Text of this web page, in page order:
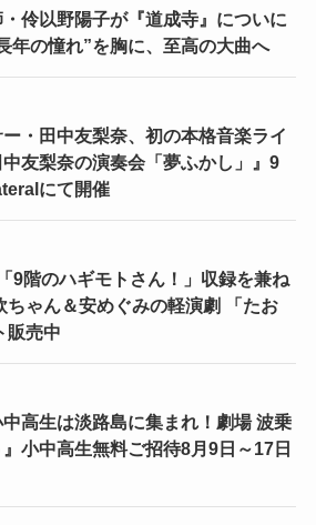
伶以野陽子が『道成寺』についに
の憧れ”を胸に、至高の大曲へ
・田中友梨奈、初の本格音楽ライ
友梨奈の演奏会「夢ふかし」』9
にて開催
9階のハギモトさん！」収録を兼ね
ちゃん＆安めぐみの軽演劇 「たお
販売中
中高生は淡路島に集まれ！劇場 波乗
小中高生無料ご招待8月9日～17日